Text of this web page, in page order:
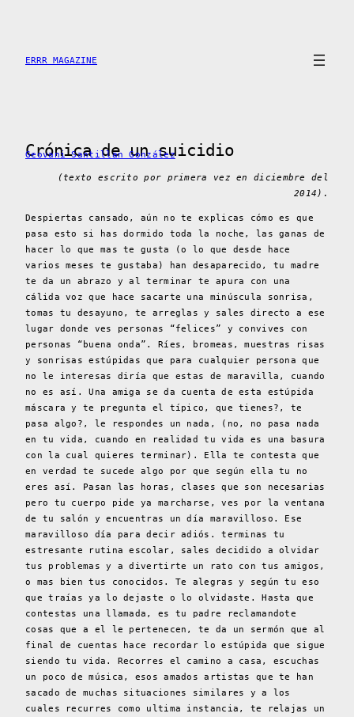
contenido
ERRR MAGAZINE
Crónica de un suicidio
Geovani Santillan González
(texto escrito por primera vez en diciembre del
2014).
Despiertas cansado, aún no te explicas cómo es que
pasa esto si has dormido toda la noche, las ganas de
hacer lo que mas te gusta (o lo que desde hace
varios meses te gustaba) han desaparecido, tu madre
te da un abrazo y al terminar te apura con una
cálida voz que hace sacarte una minúscula sonrisa,
tomas tu desayuno, te arreglas y sales directo a ese
lugar donde ves personas “felices” y convives con
personas “buena onda”. Ríes, bromeas, muestras risas
y sonrisas estúpidas que para cualquier persona que
no le interesas diría que estas de maravilla, cuando
no es así. Una amiga se da cuenta de esta estúpida
máscara y te pregunta el típico, que tienes?, te
pasa algo?, le respondes un nada, (no, no pasa nada
en tu vida, cuando en realidad tu vida es una basura
con la cual quieres terminar). Ella te contesta que
en verdad te sucede algo por que según ella tu no
eres así. Pasan las horas, clases que son necesarias
pero tu cuerpo pide ya marcharse, ves por la ventana
de tu salón y encuentras un día maravilloso. Ese
maravilloso día para decir adiós. terminas tu
estresante rutina escolar, sales decidido a olvidar
tus problemas y a divertirte un rato con tus amigos,
o mas bien tus conocidos. Te alegras y según tu eso
que traías ya lo dejaste o lo olvidaste. Hasta que
contestas una llamada, es tu padre reclamandote
cosas que a el le pertenecen, te da un sermón que al
final de cuentas hace recordar lo estúpida que sigue
siendo tu vida. Recorres el camino a casa, escuchas
un poco de música, esos amados artistas que te han
sacado de muchas situaciones similares y a los
cuales recurres como ultima instancia, te relajas un